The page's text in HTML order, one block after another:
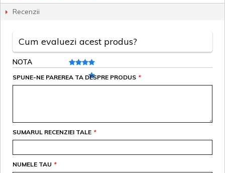
Recenzii
Cum evaluezi acest produs?
NOTA
*
SPUNE-NE PAREREA TA DESPRE PRODUS
*
SUMARUL RECENZIEI TALE
*
NUMELE TAU